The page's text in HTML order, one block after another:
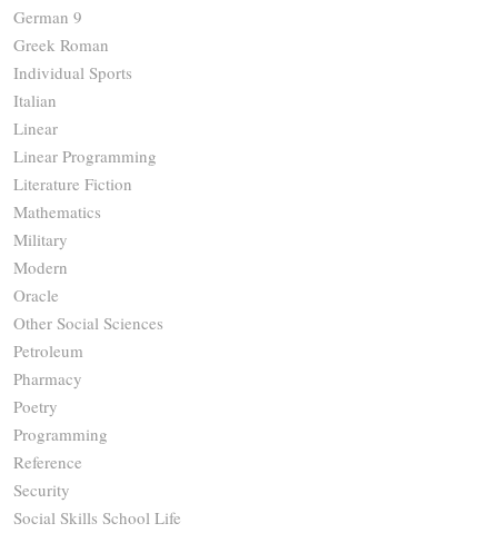
German 9
Greek Roman
Individual Sports
Italian
Linear
Linear Programming
Literature Fiction
Mathematics
Military
Modern
Oracle
Other Social Sciences
Petroleum
Pharmacy
Poetry
Programming
Reference
Security
Social Skills School Life